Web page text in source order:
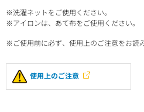
※洗濯ネットをご使用ください。
※アイロンは、あて布をご使用ください。
※ご使用前に必ず、使用上のご注意をお読
使用上のご注意